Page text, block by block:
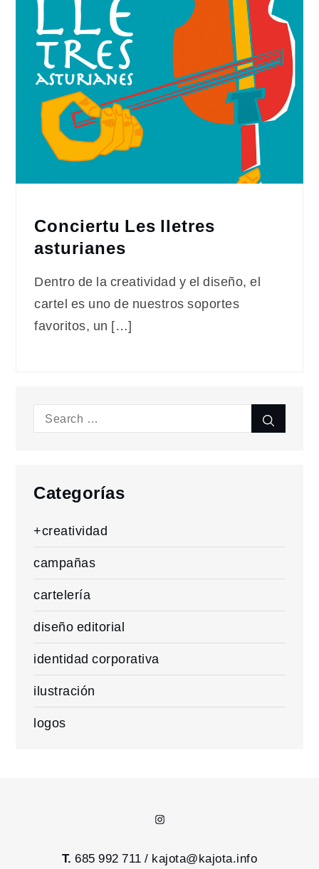
Conciertu Les lletres
asturianes
Dentro de la creatividad y el diseño, el
cartel es uno de nuestros soportes
favoritos, un […]
Search
Categorías
+creatividad
campañas
cartelería
diseño editorial
identidad corporativa
ilustración
logos
Instagram
T. 685 992 711 / kajota@kajota.info